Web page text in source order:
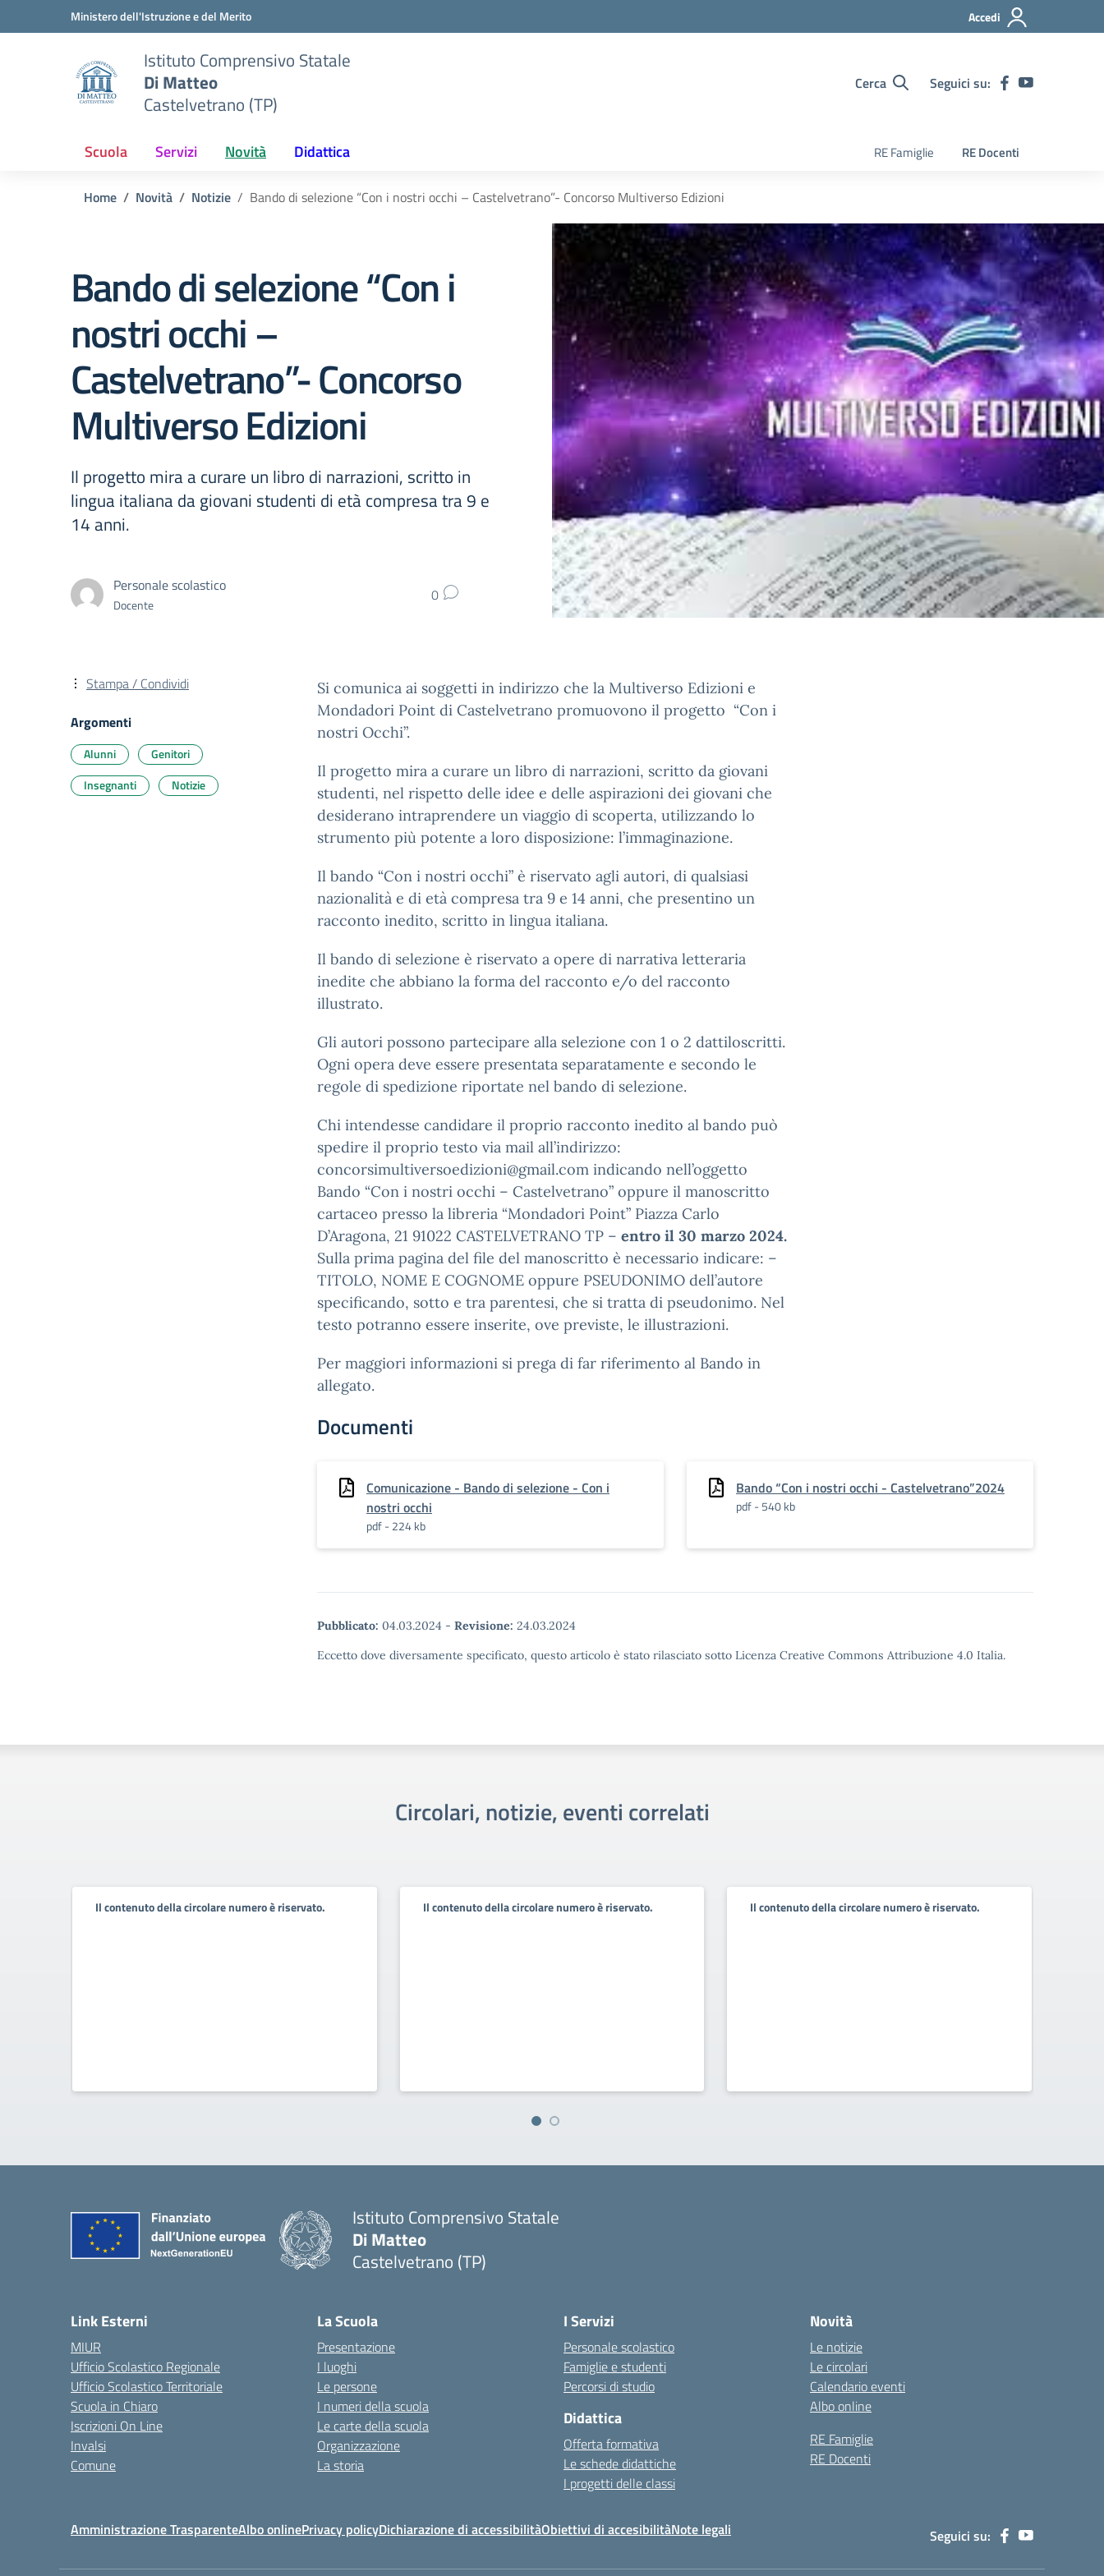
Vai ai contenuti
Vai al menu di navigazioneMinistero dell'Istruzione e del Merito Accedi
Istituto Comprensivo Statale
Di Matteo
Castelvetrano (TP)
Cerca Seguici su:
Scuola Servizi Novità Didattica RE Famiglie RE Docenti
Home Novità Notizie Bando di selezione “Con i nostri occhi – Castelvetrano”- Concorso Multiverso Edizioni
Bando di selezione “Con i
nostri occhi –
Castelvetrano”- Concorso
Multiverso Edizioni
Il progetto mira a curare un libro di narrazioni, scritto in
lingua italiana da giovani studenti di età compresa tra 9 e
14 anni.
Personale scolastico
Docente 0
Si comunica ai soggetti in indirizzo che la Multiverso Edizioni e
Mondadori Point di Castelvetrano promuovono il progetto “Con i
nostri Occhi”.
Il progetto mira a curare un libro di narrazioni, scritto da giovani
studenti, nel rispetto delle idee e delle aspirazioni dei giovani che
desiderano intraprendere un viaggio di scoperta, utilizzando lo
strumento più potente a loro disposizione: l’immaginazione.
Il bando “Con i nostri occhi” è riservato agli autori, di qualsiasi
nazionalità e di età compresa tra 9 e 14 anni, che presentino un
racconto inedito, scritto in lingua italiana.
Il bando di selezione è riservato a opere di narrativa letteraria
inedite che abbiano la forma del racconto e/o del racconto
illustrato.
Gli autori possono partecipare alla selezione con 1 o 2 dattiloscritti.
Ogni opera deve essere presentata separatamente e secondo le
regole di spedizione riportate nel bando di selezione.
Chi intendesse candidare il proprio racconto inedito al bando può
spedire il proprio testo via mail all’indirizzo:
concorsimultiversoedizioni@gmail.com indicando nell’oggetto
Bando “Con i nostri occhi – Castelvetrano” oppure il manoscritto
cartaceo presso la libreria “Mondadori Point” Piazza Carlo
D’Aragona, 21 91022 CASTELVETRANO TP – entro il 30 marzo 2024.
Sulla prima pagina del file del manoscritto è necessario indicare: –
TITOLO, NOME E COGNOME oppure PSEUDONIMO dell’autore
specificando, sotto e tra parentesi, che si tratta di pseudonimo. Nel
testo potranno essere inserite, ove previste, le illustrazioni.
Per maggiori informazioni si prega di far riferimento al Bando in
allegato.
Documenti
Comunicazione - Bando di selezione - Con i
nostri occhi
pdf - 224 kb
Bando “Con i nostri occhi - Castelvetrano”2024
pdf - 540 kb
Pubblicato: 04.03.2024 - Revisione: 24.03.2024
Eccetto dove diversamente specificato, questo articolo è stato rilasciato sotto Licenza Creative Commons Attribuzione 4.0 Italia.
Stampa / Condividi
Argomenti
Alunni
Genitori
Insegnanti
Notizie
Circolari, notizie, eventi correlati
Il contenuto della circolare numero è riservato. Il contenuto della circolare numero è riservato. Il contenuto della circolare numero è riservato.
Istituto Comprensivo Statale
Di Matteo
Castelvetrano (TP)
Link Esterni
MIUR
Ufficio Scolastico Regionale
Ufficio Scolastico Territoriale
Scuola in Chiaro
Iscrizioni On Line
Invalsi
Comune
La Scuola
Presentazione
I luoghi
Le persone
I numeri della scuola
Le carte della scuola
Organizzazione
La storia
I Servizi
Personale scolastico
Famiglie e studenti
Percorsi di studio
Didattica
Offerta formativa
Le schede didattiche
I progetti delle classi
Novità
Le notizie
Le circolari
Calendario eventi
Albo online
RE Famiglie
RE Docenti
Amministrazione TrasparenteAlbo onlinePrivacy policyDichiarazione di accessibilitàObiettivi di accesibilitàNote legali Seguici su: